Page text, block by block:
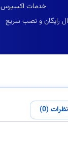
خدمات اکسپرس
رایگان و نصب سریع
نظرات (0)